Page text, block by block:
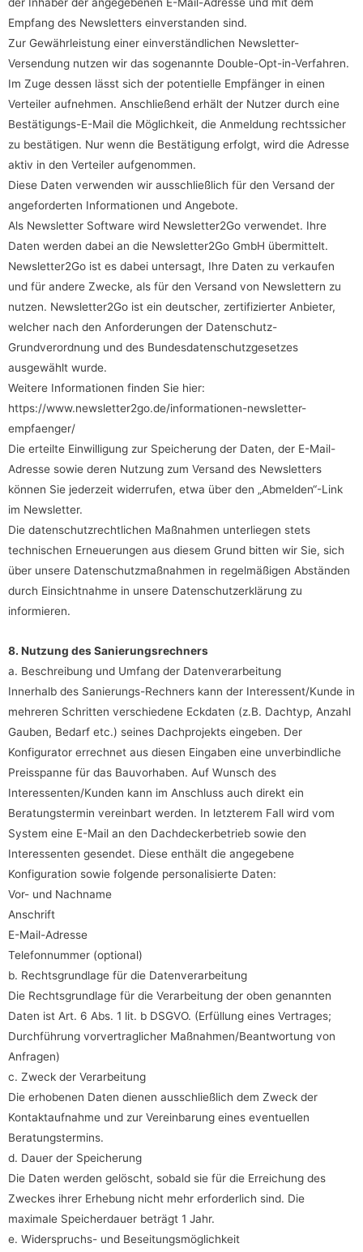
der Inhaber der angegebenen E-Mail-Adresse und mit dem
Empfang des Newsletters einverstanden sind.
Zur Gewährleistung einer einverständlichen Newsletter-
Versendung nutzen wir das sogenannte Double-Opt-in-Verfahren.
Im Zuge dessen lässt sich der potentielle Empfänger in einen
Verteiler aufnehmen. Anschließend erhält der Nutzer durch eine
Bestätigungs-E-Mail die Möglichkeit, die Anmeldung rechtssicher
zu bestätigen. Nur wenn die Bestätigung erfolgt, wird die Adresse
aktiv in den Verteiler aufgenommen.
Diese Daten verwenden wir ausschließlich für den Versand der
angeforderten Informationen und Angebote.
Als Newsletter Software wird Newsletter2Go verwendet. Ihre
Daten werden dabei an die Newsletter2Go GmbH übermittelt.
Newsletter2Go ist es dabei untersagt, Ihre Daten zu verkaufen
und für andere Zwecke, als für den Versand von Newslettern zu
nutzen. Newsletter2Go ist ein deutscher, zertifizierter Anbieter,
welcher nach den Anforderungen der Datenschutz-
Grundverordnung und des Bundesdatenschutzgesetzes
ausgewählt wurde.
Weitere Informationen finden Sie hier:
https://www.newsletter2go.de/informationen-newsletter-
empfaenger/
Die erteilte Einwilligung zur Speicherung der Daten, der E-Mail-
Adresse sowie deren Nutzung zum Versand des Newsletters
können Sie jederzeit widerrufen, etwa über den „Abmelden“-Link
im Newsletter.
Die datenschutzrechtlichen Maßnahmen unterliegen stets
technischen Erneuerungen aus diesem Grund bitten wir Sie, sich
über unsere Datenschutzmaßnahmen in regelmäßigen Abständen
durch Einsichtnahme in unsere Datenschutzerklärung zu
informieren.
8. Nutzung des Sanierungsrechners
a. Beschreibung und Umfang der Datenverarbeitung
Innerhalb des Sanierungs-Rechners kann der Interessent/Kunde in
mehreren Schritten verschiedene Eckdaten (z.B. Dachtyp, Anzahl
Gauben, Bedarf etc.) seines Dachprojekts eingeben. Der
Konfigurator errechnet aus diesen Eingaben eine unverbindliche
Preisspanne für das Bauvorhaben. Auf Wunsch des
Interessenten/Kunden kann im Anschluss auch direkt ein
Beratungstermin vereinbart werden. In letzterem Fall wird vom
System eine E-Mail an den Dachdeckerbetrieb sowie den
Interessenten gesendet. Diese enthält die angegebene
Konfiguration sowie folgende personalisierte Daten:
Vor- und Nachname
Anschrift
E-Mail-Adresse
Telefonnummer (optional)
b. Rechtsgrundlage für die Datenverarbeitung
Die Rechtsgrundlage für die Verarbeitung der oben genannten
Daten ist Art. 6 Abs. 1 lit. b DSGVO. (Erfüllung eines Vertrages;
Durchführung vorvertraglicher Maßnahmen/Beantwortung von
Anfragen)
c. Zweck der Verarbeitung
Die erhobenen Daten dienen ausschließlich dem Zweck der
Kontaktaufnahme und zur Vereinbarung eines eventuellen
Beratungstermins.
d. Dauer der Speicherung
Die Daten werden gelöscht, sobald sie für die Erreichung des
Zweckes ihrer Erhebung nicht mehr erforderlich sind. Die
maximale Speicherdauer beträgt 1 Jahr.
e. Widerspruchs- und Beseitungsmöglichkeit